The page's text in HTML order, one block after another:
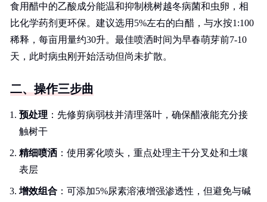
食用醋中的乙酸成分能温和抑制桃树越冬病菌和虫卵，相
比化学药剂更环保。建议选用5%左右的白醋，与水按1:100
稀释，每亩用量约30升。最佳喷洒时间为早春萌芽前7-10
天，此时病虫刚开始活动但尚未扩散。
二、操作三步曲
预处理 ：先修剪病弱枝并清理落叶，确保醋液能充分接
触树干
精细喷洒 ：使用雾化喷头，重点处理主干分叉处和土壤
表层
增效组合 ：可添加5%尿素溶液增强渗透性，但避免与碱